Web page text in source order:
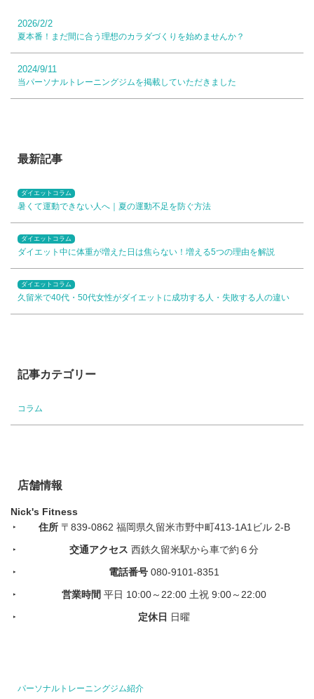
2026/2/2
夏本番！まだ間に合う理想のカラダづくりを始めませんか？
2024/9/11
当パーソナルトレーニングジムを掲載していただきました
最新記事
ダイエットコラム
暑くて運動できない人へ｜夏の運動不足を防ぐ方法
ダイエットコラム
ダイエット中に体重が増えた日は焦らない！増える5つの理由を解説
ダイエットコラム
久留米で40代・50代女性がダイエットに成功する人・失敗する人の違い
記事カテゴリー
コラム
店舗情報
Nick's Fitness
住所〒839-0862 福岡県久留米市野中町413-1A1ビル 2-B
交通アクセス 西鉄久留米駅から車で約６分
電話番号 080-9101-8351
営業時間 平日 10:00～22:00 土祝 9:00～22:00
定休日 日曜
パーソナルトレーニングジム紹介